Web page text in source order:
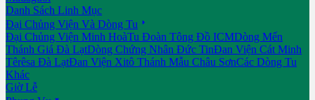
Danh Sách Linh Mục
Đại Chủng Viện Và Dòng Tu 
Đại Chủng Viện Minh HoàTu Đoàn Tông Đồ ICMDòng Mến
Thánh Giá Đà LạtDòng Chứng Nhân Đức TinĐan Viện Cát Minh
Têrêsa Đà LạtĐan Viện Xitô Thánh Mẫu Châu SơnCác Dòng Tu
Khác
Giờ Lễ